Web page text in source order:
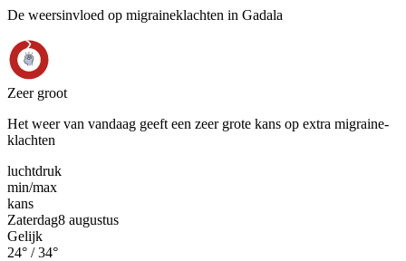
De weersinvloed op migraineklachten in Gadala
Zeer groot
Het weer van vandaag geeft een zeer grote kans op extra migraine-
klachten
luchtdruk
min/max
kans
Zaterdag8 augustus
Gelijk
24° /34°